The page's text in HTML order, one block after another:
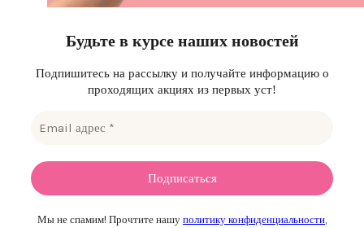
Будьте в курсе наших новостей
Подпишитесь на рассылку и получайте информацию о
проходящих акциях из первых уст!
Мы не спамим! Прочтите нашу политику конфиденциальности